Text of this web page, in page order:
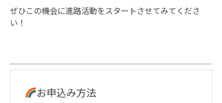
ぜひこの機会に進路活動をスタートさせてみてくださ
い！
お申込み方法